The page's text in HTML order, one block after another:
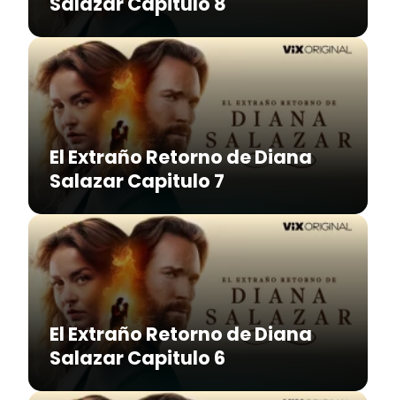
El Extraño Retorno de Diana
Salazar Capitulo 7
El Extraño Retorno de Diana
Salazar Capitulo 6